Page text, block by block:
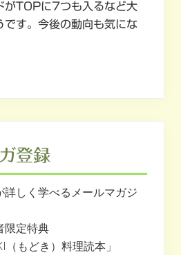
がTOPに7つも入るなど大
です。今後の動向も気にな
登録
しく学べるメールマガジ
限定特典
もどき）料理読本」